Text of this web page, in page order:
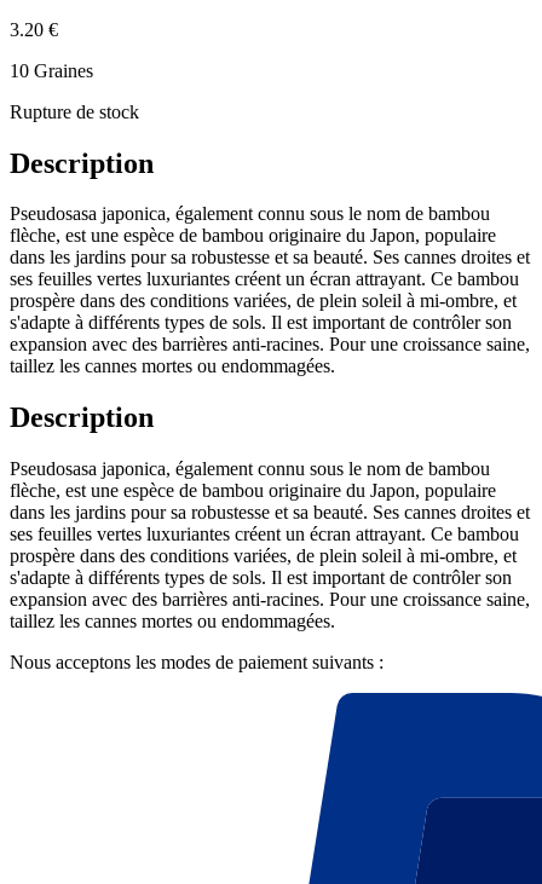
3.20 €
10 Graines
Rupture de stock
Description
Pseudosasa japonica, également connu sous le nom de bambou
flèche, est une espèce de bambou originaire du Japon, populaire
dans les jardins pour sa robustesse et sa beauté. Ses cannes droites et
ses feuilles vertes luxuriantes créent un écran attrayant. Ce bambou
prospère dans des conditions variées, de plein soleil à mi-ombre, et
s'adapte à différents types de sols. Il est important de contrôler son
expansion avec des barrières anti-racines. Pour une croissance saine,
taillez les cannes mortes ou endommagées.
Description
Pseudosasa japonica, également connu sous le nom de bambou
flèche, est une espèce de bambou originaire du Japon, populaire
dans les jardins pour sa robustesse et sa beauté. Ses cannes droites et
ses feuilles vertes luxuriantes créent un écran attrayant. Ce bambou
prospère dans des conditions variées, de plein soleil à mi-ombre, et
s'adapte à différents types de sols. Il est important de contrôler son
expansion avec des barrières anti-racines. Pour une croissance saine,
taillez les cannes mortes ou endommagées.
Nous acceptons les modes de paiement suivants :